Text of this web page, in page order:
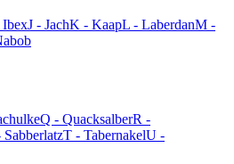
J - JachK - KaapL - LaberdanM -
Q - QuacksalberR -
SabberlatzT - TabernakelU -